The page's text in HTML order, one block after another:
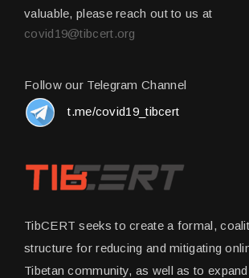
valuable, please reach out to us at
covid19@tibcert.org
Follow our Telegram Channel
t.me/covid19_tibcert
TibCERT seeks to create a formal,
structure for reducing and mitigating
Tibetan community, as well as to expand